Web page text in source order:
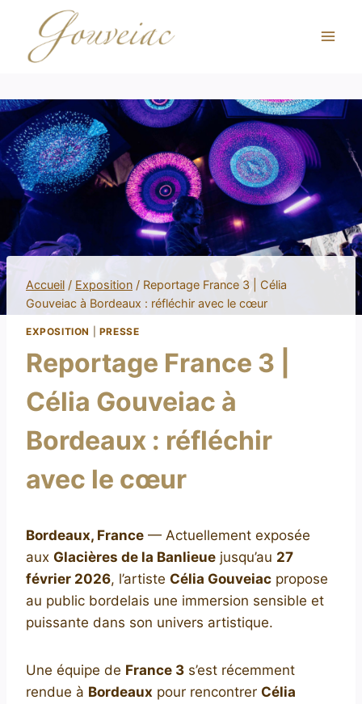
Accueil / Exposition / Reportage France 3 | Célia
Gouveiac à Bordeaux : réfléchir avec le cœur
EXPOSITION PRESSE
Reportage France 3 |
Célia Gouveiac à
Bordeaux : réfléchir
avec le cœur
Bordeaux, France — Actuellement exposée
aux Glacières de la Banlieue jusqu’au 27
février 2026, l’artiste Célia Gouveiac propose
au public bordelais une immersion sensible et
puissante dans son univers artistique.
Une équipe de France 3 s’est récemment
rendue à Bordeaux pour rencontrer Célia